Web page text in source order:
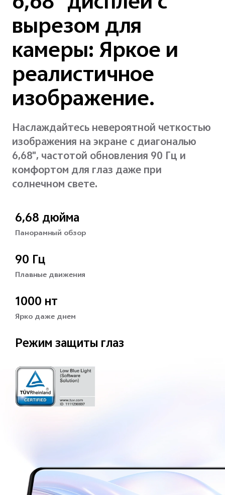
вырезом для
камеры: Яркое и
реалистичное
изображение.
Наслаждайтесь невероятной четкостью
изображения на экране с диагональю
6,68", частотой обновления 90 Гц и
комфортом для глаз даже при
солнечном свете.
6,68 дюйма
Панорамный обзор
90 Гц
Плавные движения
1000 нт
Ярко даже днем
Режим защиты глаз